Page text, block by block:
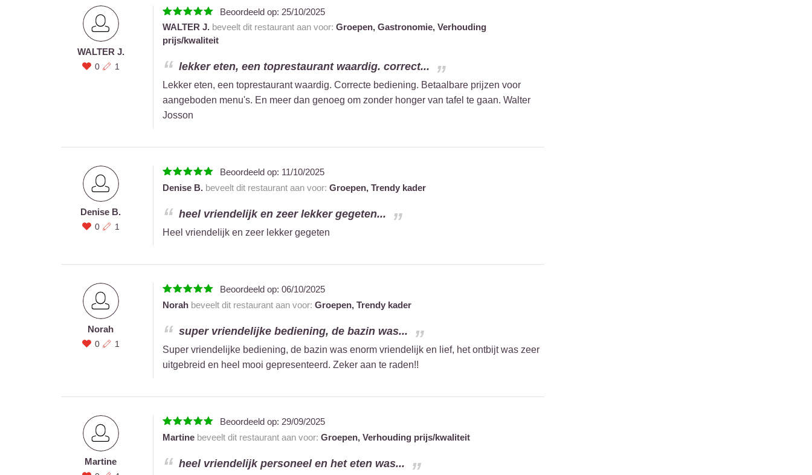
WALTER J.
0 1
Beoordeeld op: 25/10/2025
WALTER J.beveelt dit restaurant aan voor: Groepen, Gastronomie, Verhouding
prijs/kwaliteit
lekker eten, een toprestaurant waardig. correct...
Lekker eten, een toprestaurant waardig. Correcte bediening. Betaalbare prijzen voor
aangeboden menu's. En meer dan genoeg om zonder honger van tafel te gaan. Walter
Josson
Denise B.
0 1
Beoordeeld op: 11/10/2025
Denise B.beveelt dit restaurant aan voor: Groepen, Trendy kader
heel vriendelijk en zeer lekker gegeten...
Heel vriendelijk en zeer lekker gegeten
Norah
0 1
Beoordeeld op: 06/10/2025
Norahbeveelt dit restaurant aan voor: Groepen, Trendy kader
super vriendelijke bediening, de bazin was...
Super vriendelijke bediening, de bazin was enorm vriendelijk en lief, het ontbijt was zeer
uitgebreid en heel mooi gepresenteerd. Zeker aan te raden!!
Martine
Beoordeeld op: 29/09/2025
Martinebeveelt dit restaurant aan voor: Groepen, Verhouding prijs/kwaliteit
heel vriendelijk personeel en het eten was...